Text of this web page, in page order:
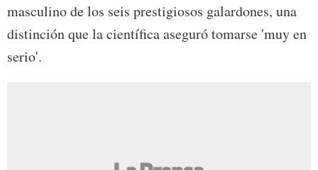
masculino de los seis prestigiosos galardones, una
distinción que la científica aseguró tomarse 'muy en
serio'.